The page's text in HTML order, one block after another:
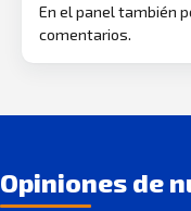
En el panel también
comentarios.
Opiniones de